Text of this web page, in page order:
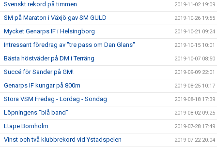
Svenskt rekord på timmen 2019-11-02 19:09
SM på Maraton i Växjö gav SM GULD 2019-10-26 19:55
Mycket Genarps IF i Helsingborg 2019-10-21 09:24
Intressant föredrag av "tre pass om Dan Glans" 2019-10-15 10:01
Bästa höstväder på DM i Terräng 2019-10-07 08:50
Succé för Sander på GM! 2019-09-09 22:01
Genarps IF kungar på 800m 2019-08-25 10:17
Stora VSM Fredag - Lördag - Söndag 2019-08-18 17:39
Löpningens "blå band" 2019-08-02 09:25
Etape Bornholm 2019-07-28 17:49
Vinst och två klubbrekord vid Ystadspelen 2019-07-22 20:04